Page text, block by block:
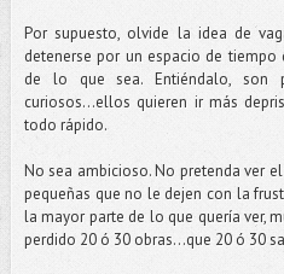
Por supuesto, olvide la idea de
detenerse por un espacio de
de lo que sea. Entiéndalo, son
curiosos...ellos quieren ir más
todo rápido.
No sea ambicioso. No pretenda ver
pequeñas que no le dejen con la
la mayor parte de lo que quería ver,
perdido 20 ó 30 obras...que 20 ó 30